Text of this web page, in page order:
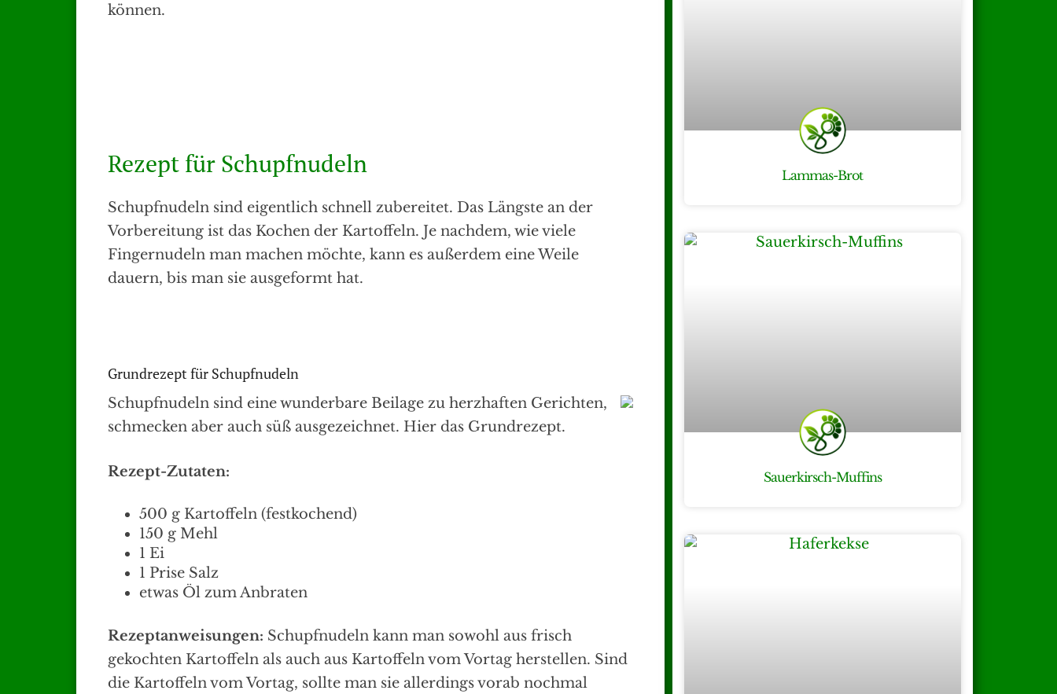
können.
Rezept für Schupfnudeln
Schupfnudeln sind eigentlich schnell zubereitet. Das Längste an der
Vorbereitung ist das Kochen der Kartoffeln. Je nachdem, wie viele
Fingernudeln man machen möchte, kann es außerdem eine Weile
dauern, bis man sie ausgeformt hat.
Grundrezept für Schupfnudeln
Schupfnudeln sind eine wunderbare Beilage zu herzhaften Gerichten,
schmecken aber auch süß ausgezeichnet. Hier das Grundrezept.
Rezept-Zutaten:
500 g Kartoffeln (festkochend)
150 g Mehl
1 Ei
1 Prise Salz
etwas Öl zum Anbraten
Rezeptanweisungen: Schupfnudeln kann man sowohl aus frisch
gekochten Kartoffeln als auch aus Kartoffeln vom Vortag herstellen. Sind
die Kartoffeln vom Vortag, sollte man sie allerdings vorab nochmal
Lammas-Brot
Sauerkirsch-Muffins